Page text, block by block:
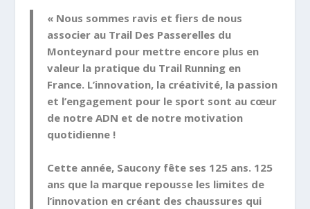
« Nous sommes ravis et fiers de nous
associer au Trail Des Passerelles du
Monteynard pour mettre encore plus en
valeur la pratique du Trail Running en
France. L’innovation, la créativité, la passion
et l’engagement pour le sport sont au cœur
de notre ADN et de notre motivation
quotidienne !
Cette année, Saucony fête ses 125 ans. 125
ans que la marque repousse les limites de
l’innovation en créant des chaussures qui